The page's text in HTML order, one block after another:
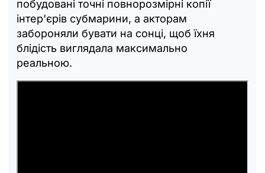
побудовані точні повнорозмірні копії
інтер'єрів субмарини, а акторам
забороняли бувати на сонці, щоб їхня
блідість виглядала максимально
реальною.